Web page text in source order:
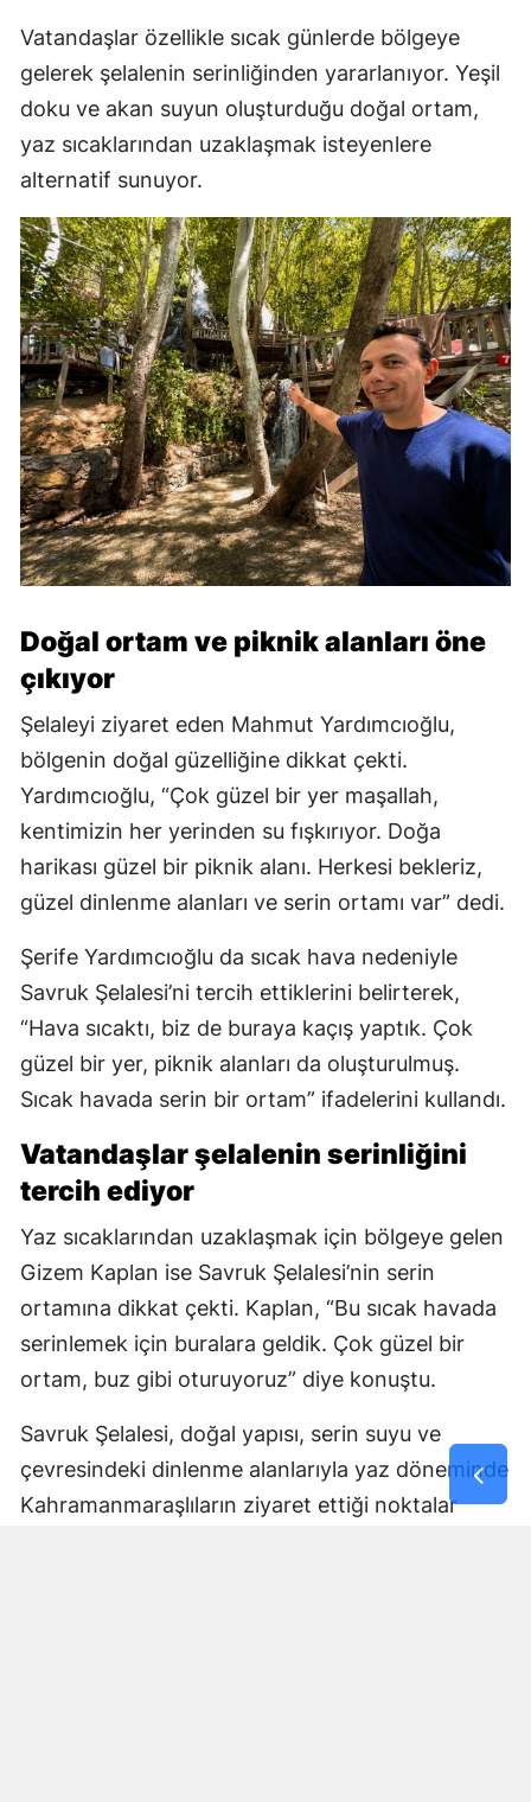
Vatandaşlar özellikle sıcak günlerde bölgeye
gelerek şelalenin serinliğinden yararlanıyor. Yeşil
doku ve akan suyun oluşturduğu doğal ortam,
yaz sıcaklarından uzaklaşmak isteyenlere
alternatif sunuyor.
Doğal ortam ve piknik alanları öne
çıkıyor
Şelaleyi ziyaret eden Mahmut Yardımcıoğlu,
bölgenin doğal güzelliğine dikkat çekti.
Yardımcıoğlu, “Çok güzel bir yer maşallah,
kentimizin her yerinden su fışkırıyor. Doğa
harikası güzel bir piknik alanı. Herkesi bekleriz,
güzel dinlenme alanları ve serin ortamı var” dedi.
Şerife Yardımcıoğlu da sıcak hava nedeniyle
Savruk Şelalesi’ni tercih ettiklerini belirterek,
“Hava sıcaktı, biz de buraya kaçış yaptık. Çok
güzel bir yer, piknik alanları da oluşturulmuş.
Sıcak havada serin bir ortam” ifadelerini kullandı.
Vatandaşlar şelalenin serinliğini
tercih ediyor
Yaz sıcaklarından uzaklaşmak için bölgeye gelen
Gizem Kaplan ise Savruk Şelalesi’nin serin
ortamına dikkat çekti. Kaplan, “Bu sıcak havada
serinlemek için buralara geldik. Çok güzel bir
ortam, buz gibi oturuyoruz” diye konuştu.
Savruk Şelalesi, doğal yapısı, serin suyu ve
çevresindeki dinlenme alanlarıyla yaz döneminde
Kahramanmaraşlıların ziyaret ettiği noktalar